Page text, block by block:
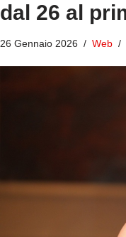
dal 26 al
26 Gennaio 2026 Web